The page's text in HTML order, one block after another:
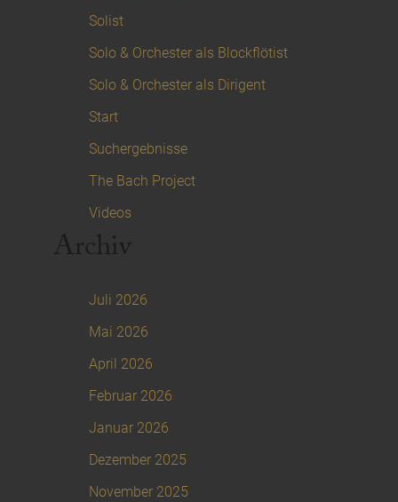
Solist
Solo & Orchester als Blockflötist
Solo & Orchester als Dirigent
Start
Suchergebnisse
The Bach Project
Videos
Archiv
Juli 2026
Mai 2026
April 2026
Februar 2026
Januar 2026
Dezember 2025
November 2025